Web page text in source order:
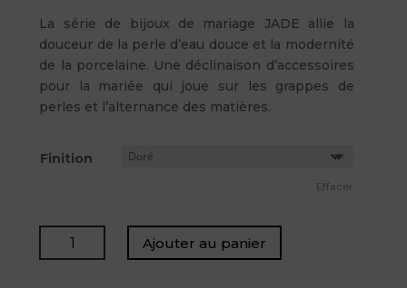
La série de bijoux de mariage JADE allie la
douceur de la perle d’eau douce et la modernité
de la porcelaine. Une déclinaison d’accessoires
pour la mariée qui joue sur les grappes de
perles et l’alternance des matières.
Finition
Effacer
quantité
de
Ajouter au panier